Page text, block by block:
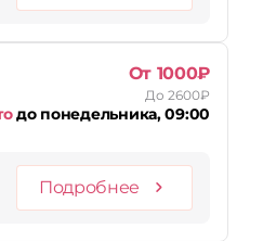
От 1000₽
До 2600₽
до понедельника, 09:00
Подробнее